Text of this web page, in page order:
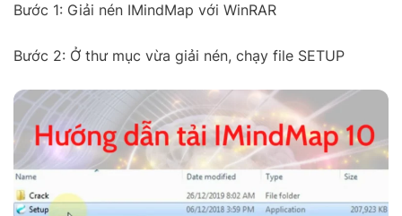
Bước 1: Giải nén IMindMap với WinRAR
Bước 2: Ở thư mục vừa giải nén, chạy file SETUP